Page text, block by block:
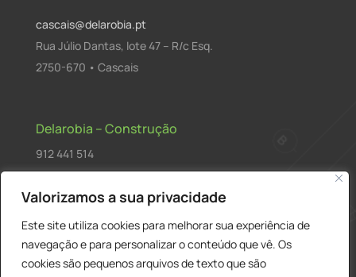
Valorizamos a sua privacidade
Este site utiliza cookies para melhorar sua experiência de
navegação e para personalizar o conteúdo que vê. Os
cookies são pequenos arquivos de texto que são
cascais@delarobia.pt
Rua Júlio Dantas, lote 47 – R/c Esq.
2750-670 • Cascais
Delarobia – Construção
912 441 514
R. António Andrade, 1171
2820-287 • Charneca de Caparica
Products